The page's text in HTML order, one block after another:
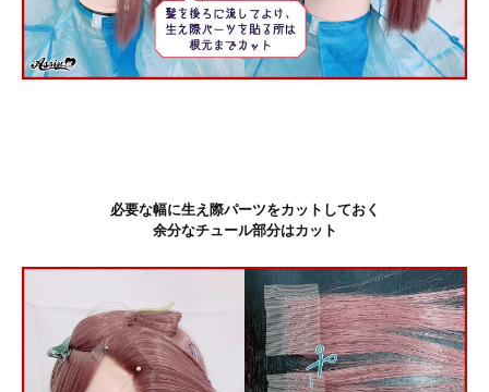
必要な幅に生え際パーツをカットしておく
余分なチュール部分はカット